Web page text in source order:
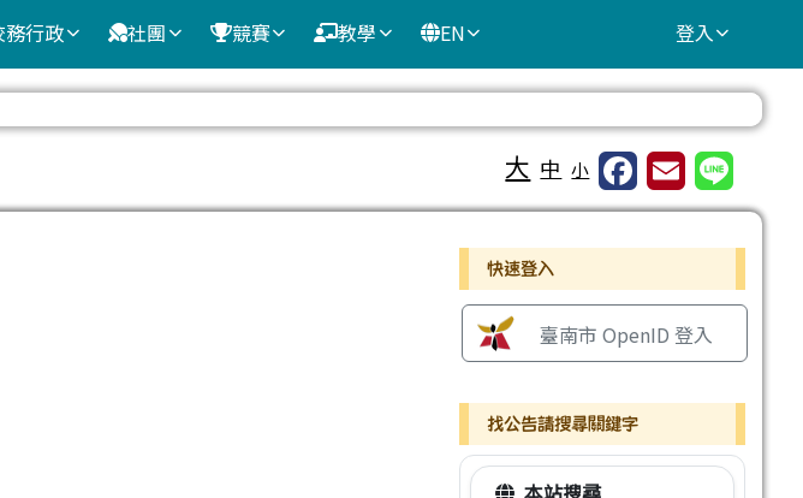
務行政 社團 競賽 教學 EN 登入
大 中 小
右邊區域內容
快速登入
臺南市 OpenID 登入
找公告請搜尋關鍵字